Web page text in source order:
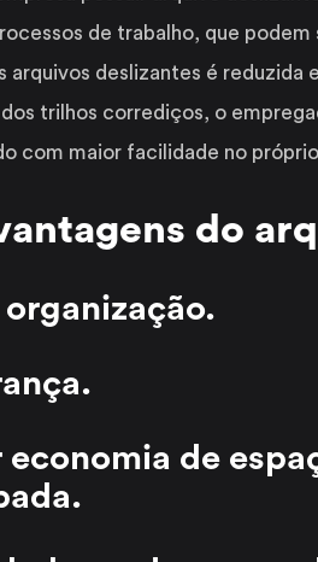
de trabalho, que
arquivos deslizantes é
trilhos corrediços, o
com maior facilidade no
do
de